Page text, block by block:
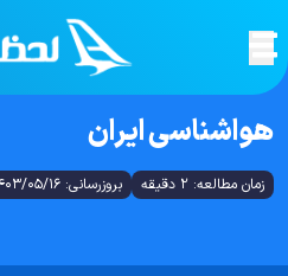
هواشناسی ایران
زمان مطالعه: 2 دقیقه بروزرسانی: 1403/05/16